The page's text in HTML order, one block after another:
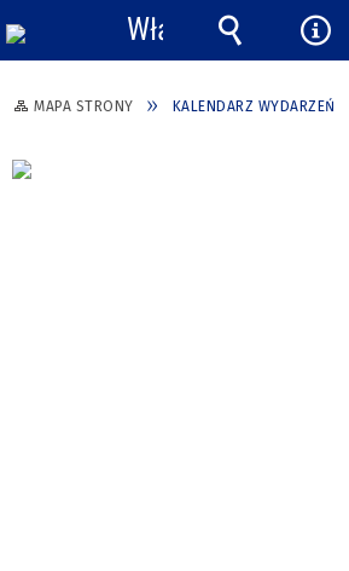
MAPA STRONY KALENDARZ WYDARZEŃ
Włącz
powiadomienia